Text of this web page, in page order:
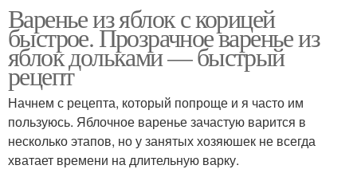
Варенье из яблок с корицей
быстрое. Прозрачное варенье из
яблок дольками — быстрый
рецепт
Начнем с рецепта, который попроще и я часто им
пользуюсь. Яблочное варенье зачастую варится в
несколько этапов, но у занятых хозяюшек не всегда
хватает времени на длительную варку.